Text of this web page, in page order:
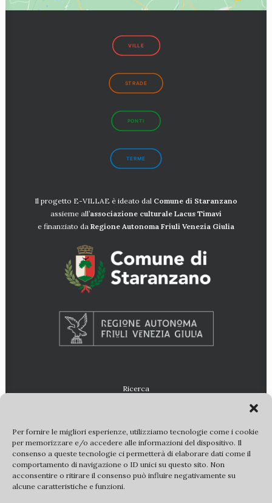
Per fornire le migliori esperienze, utilizziamo tecnologie come i cookie
per memorizzare e/o accedere alle informazioni del dispositivo. Il
consenso a queste tecnologie ci permetterà di elaborare dati come il
comportamento di navigazione o ID unici su questo sito. Non
acconsentire o ritirare il consenso può influire negativamente su
alcune caratteristiche e funzioni.
VILLE
STRADE
PONTI
TERME
Il progetto E-VILLAE è ideato dal Comune di Staranzano
assieme all’associazione culturale Lacus Timavi
e finanziato da Regione Autonoma Friuli Venezia Giulia
Ricerca
© 2022 E-VILLAE. Tutti i diritti riservati |